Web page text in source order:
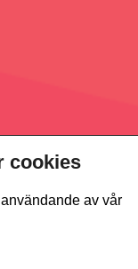
Privacy Policyand
cookies
av vår